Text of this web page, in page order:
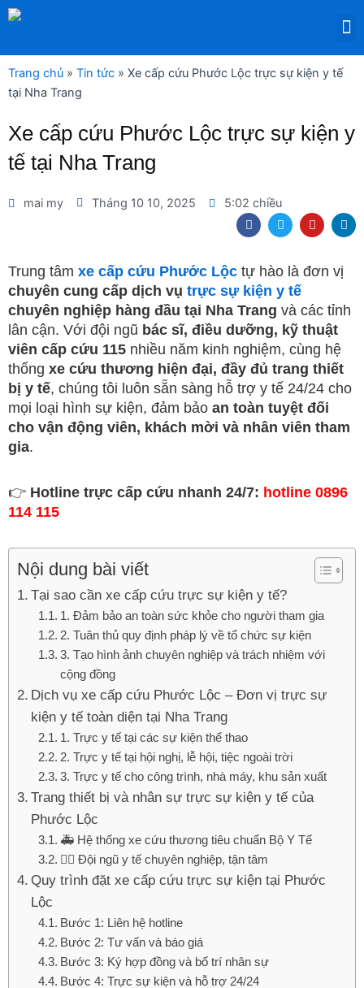
Nhảy
dung
Trang chủ » Tin tức » Xe cấp cứu Phước Lộc trực sự kiện y tế
tại Nha Trang
Xe cấp cứu Phước Lộc trực sự kiện y
tế tại Nha Trang
mai my Tháng 10 10, 2025 5:02 chiều
F
a
c
b
o
o
k
T
w
i
t
e
r
Y
o
u
u
b
L
i
n
e
d
n
Trung tâm xe cấp cứu Phước Lộc tự hào là đơn vị
chuyên cung cấp dịch vụ trực sự kiện y tế
chuyên nghiệp hàng đầu tại Nha Trang và các tỉnh
lân cận. Với đội ngũ bác sĩ, điều dưỡng, kỹ thuật
viên cấp cứu 115 nhiều năm kinh nghiệm, cùng hệ
thống xe cứu thương hiện đại, đầy đủ trang thiết
bị y tế, chúng tôi luôn sẵn sàng hỗ trợ y tế 24/24 cho
mọi loại hình sự kiện, đảm bảo an toàn tuyệt đối
cho vận động viên, khách mời và nhân viên tham
gia.
👉 Hotline trực cấp cứu nhanh 24/7: hotline 0896
114 115
Nội dung bài viết
Tại sao cần xe cấp cứu trực sự kiện y tế?
1. Đảm bảo an toàn sức khỏe cho người tham gia
2. Tuân thủ quy định pháp lý về tổ chức sự kiện
3. Tạo hình ảnh chuyên nghiệp và trách nhiệm với
cộng đồng
Dịch vụ xe cấp cứu Phước Lộc – Đơn vị trực sự
kiện y tế toàn diện tại Nha Trang
1. Trực y tế tại các sự kiện thể thao
2. Trực y tế tại hội nghị, lễ hội, tiệc ngoài trời
3. Trực y tế cho công trình, nhà máy, khu sản xuất
Trang thiết bị và nhân sự trực sự kiện y tế của
Phước Lộc
🚑 Hệ thống xe cứu thương tiêu chuẩn Bộ Y Tế
👨‍⚕️ Đội ngũ y tế chuyên nghiệp, tận tâm
Quy trình đặt xe cấp cứu trực sự kiện tại Phước
Lộc
Bước 1: Liên hệ hotline
Bước 2: Tư vấn và báo giá
Bước 3: Ký hợp đồng và bố trí nhân sự
Bước 4: Trực sự kiện và hỗ trợ 24/24